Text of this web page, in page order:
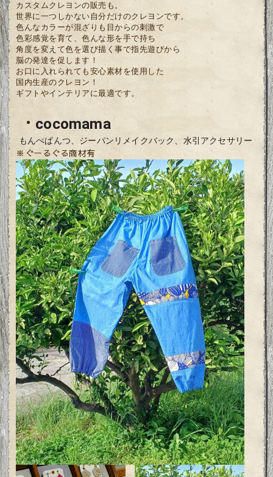
カスタムクレヨンの販売も。
世界に一つしかない自分だけのクレヨンです。
色んなカラーが混ざりも目からの刺激で
色彩感覚を育て、色んな形を手で持ち
角度を変えて色を選び描く事で指先遊びから
脳の発達を促します！
お口に入れられても安心素材を使用した
国内生産のクレヨン！
ギフトやインテリアに最適です。
・ cocomama
もんぺぱんつ、ジーパンリメイクバック、水引アクセサリー
※ぐーるぐる商材有